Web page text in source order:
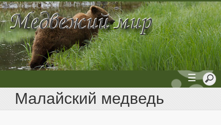
☰
Малайский медведь